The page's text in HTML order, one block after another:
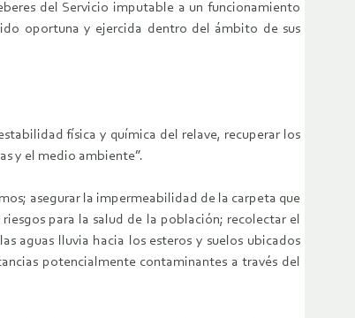
del Servicio imputable a un funcionamiento
oportuna y ejercida dentro del ámbito de sus
física y química del relave, recuperar los
y el medio ambiente”.
asegurar la impermeabilidad de la carpeta que
para la salud de la población; recolectar el
aguas lluvia hacia los esteros y suelos ubicados
potencialmente contaminantes a través del